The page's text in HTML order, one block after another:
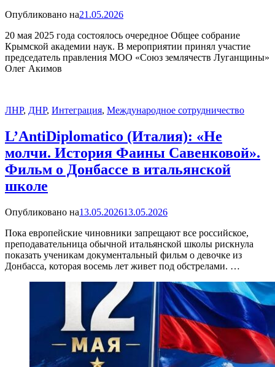
Опубликовано на21.05.2026
20 мая 2025 года состоялось очередное Общее собрание
Крымской академии наук. В мероприятии принял участие
председатель правления МОО «Союз землячеств Луганщины»
Олег Акимов
ЛНР, ДНР, Интеграция, Международное сотрудничество
L’AntiDiplomatico (Италия): «Не
молчи. История Фаины Савенковой».
Фильм о Донбассе в итальянской
школе
Опубликовано на13.05.202613.05.2026
Пока европейские чиновники запрещают все российское,
преподавательница обычной итальянской школы рискнула
показать ученикам документальный фильм о девочке из
Донбасса, которая восемь лет живет под обстрелами. …